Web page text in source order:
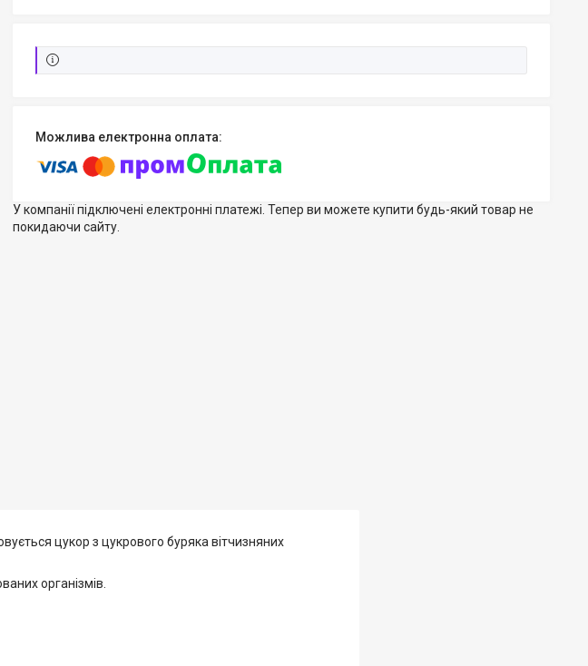
У компанії підключені електронні платежі. Тепер ви можете купити будь-який товар не
покидаючи сайту.
цукор з цукрового буряка вітчизняних
організмів.